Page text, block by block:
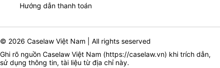
Hướng dẫn thanh toán
© 2026 Caselaw Việt Nam | All rights seserved
Ghi rõ nguồn Caselaw Việt Nam (https://caselaw.vn) khi trích dẫn,
sử dụng thông tin, tài liệu từ địa chỉ này.